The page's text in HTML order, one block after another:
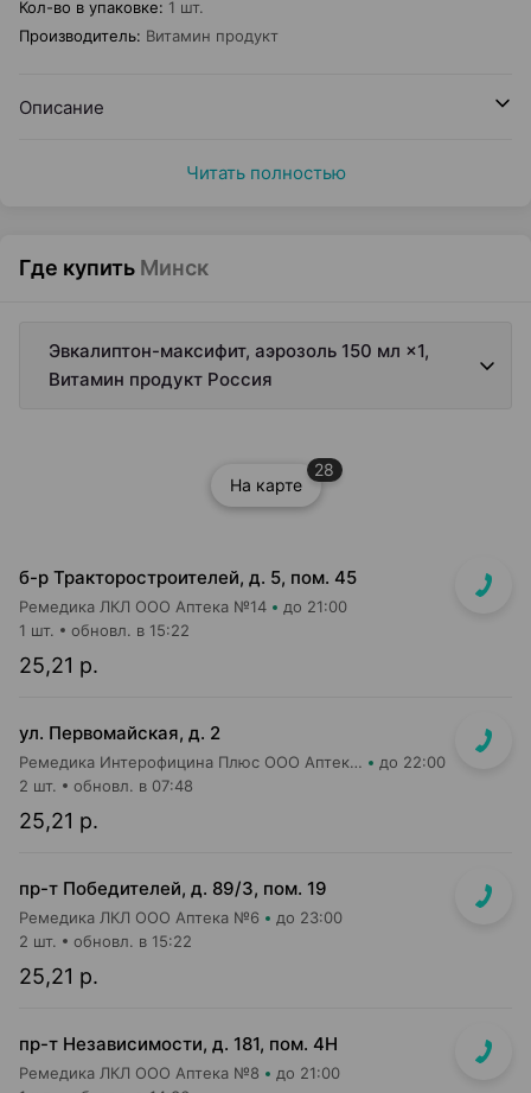
Кол-во в упаковке: 1 шт.
Производитель: Витамин продукт
Описание
Читать полностью
Где купить Минск
Эвкалиптон-максифит, аэрозоль 150 мл ×1,
Витамин продукт Россия
На карте
28
б-р Тракторостроителей, д. 5, пом. 45
Ремедика ЛКЛ ООО Аптека №14 до 21:00
25,21 р.
1 шт. обновл. в 15:22
ул. Первомайская, д. 2
Ремедика Интерофицина Плюс ООО Аптека №2 до 22:00
25,21 р.
2 шт. обновл. в 07:48
пр-т Победителей, д. 89/3, пом. 19
Ремедика ЛКЛ ООО Аптека №6 до 23:00
25,21 р.
2 шт. обновл. в 15:22
пр-т Независимости, д. 181, пом. 4Н
Ремедика ЛКЛ ООО Аптека №8 до 21:00